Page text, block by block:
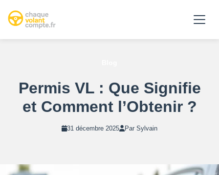
Permis VL : Que Signifie
et Comment l’Obtenir ?
31 décembre 2025 Par Sylvain